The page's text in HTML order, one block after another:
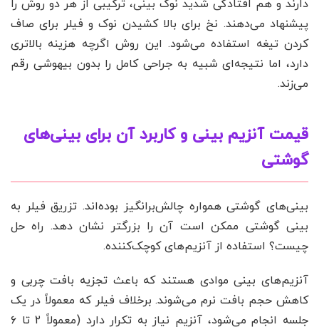
دارند و هم افتادگی شدید نوک بینی، ترکیبی از هر دو روش را
پیشنهاد می‌دهند. نخ برای بالا کشیدن نوک و فیلر برای صاف
کردن تیغه استفاده می‌شود. این روش اگرچه هزینه بالاتری
دارد، اما نتیجه‌ای شبیه به جراحی کامل را بدون بیهوشی رقم
می‌زند.
قیمت آنزیم بینی و کاربرد آن برای بینی‌های
گوشتی
بینی‌های گوشتی همواره چالش‌برانگیز بوده‌اند. تزریق فیلر به
بینی گوشتی ممکن است آن را بزرگتر نشان دهد. راه حل
چیست؟ استفاده از آنزیم‌های کوچک‌کننده.
آنزیم‌های بینی موادی هستند که باعث تجزیه بافت چربی و
کاهش حجم بافت نرم می‌شوند. برخلاف فیلر که معمولاً در یک
جلسه انجام می‌شود، آنزیم نیاز به تکرار دارد (معمولاً ۲ تا ۶